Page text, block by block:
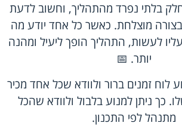
חלק בלתי נפרד מהתהליך, וחשוב לדעת
בצורה מוצלחת. כאשר כל אחד יודע מה
לעשות, התהליך הופך ליעיל ומהנה
יותר. 📅
לוח זמנים ברור ולוודא שכל אחד מכיר
כך ניתן למנוע בלבול ולוודא שהכל
מתנהל לפי התכנון.